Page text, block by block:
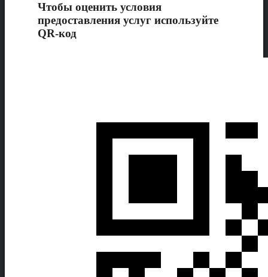
Чтобы оценить условия
предоставления услуг используйте
QR-код